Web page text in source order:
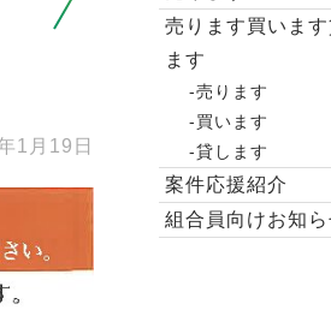
1月19日
売ります買います
ます
-売ります
-買います
-貸します
案件応援紹介
組合員向けお知ら